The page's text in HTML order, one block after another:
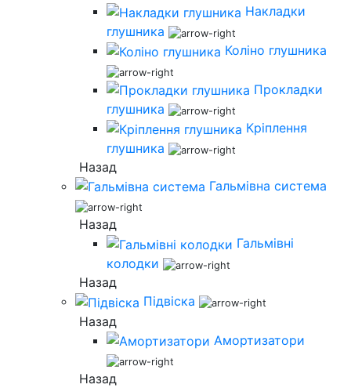
Накладки
глушника
Коліно глушника
Прокладки
глушника
Кріплення
глушника
Назад
Гальмівна система
Назад
Гальмівні
колодки
Назад
Підвіска
Назад
Амортизатори
Назад